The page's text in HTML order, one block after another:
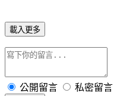
載入更多
公開留言 私密留言